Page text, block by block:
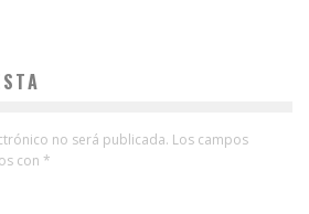
no será publicada. Los campos
con *